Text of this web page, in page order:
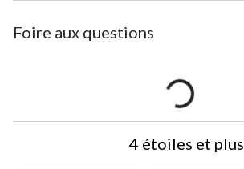
Foire aux questions
4 étoiles et plus